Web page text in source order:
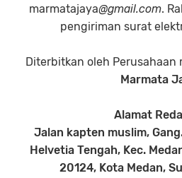
marmatajaya@gmail.com.
pengiriman surat
Diterbitkan oleh Perusahaan
Marmata
Alamat
Jalan kapten muslim,
Helvetia Tengah, Kec.
20124, Kota Medan,